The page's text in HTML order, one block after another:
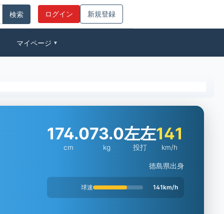
ログイン 新規登録
マイページ ▼
174.0
cm
73.0
kg
左左
投打
141
km/h
徳島県出身
球速 141km/h